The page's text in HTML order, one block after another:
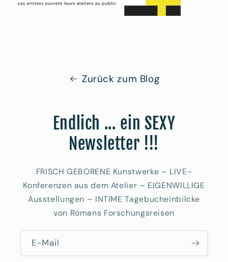
Zurück zum Blog
Endlich ... ein SEXY
Newsletter !!!
FRISCH GEBORENE Kunstwerke – LIVE-
Konferenzen aus dem Atelier – EIGENWILLIGE
Ausstellungen – INTIME Tagebucheinbilcke
von Romans Forschungsreisen
E-Mail